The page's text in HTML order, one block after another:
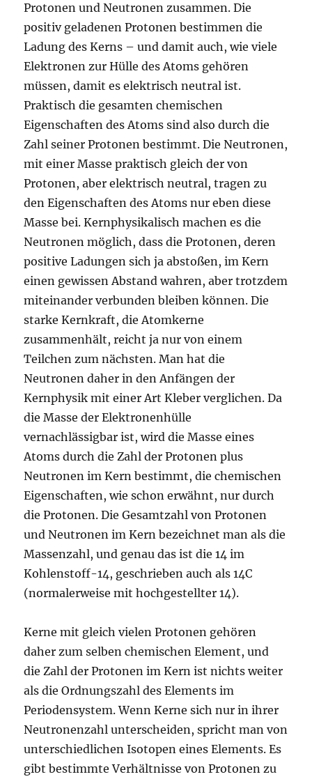
Protonen und Neutronen zusammen. Die
positiv geladenen Protonen bestimmen die
Ladung des Kerns – und damit auch, wie viele
Elektronen zur Hülle des Atoms gehören
müssen, damit es elektrisch neutral ist.
Praktisch die gesamten chemischen
Eigenschaften des Atoms sind also durch die
Zahl seiner Protonen bestimmt. Die Neutronen,
mit einer Masse praktisch gleich der von
Protonen, aber elektrisch neutral, tragen zu
den Eigenschaften des Atoms nur eben diese
Masse bei. Kernphysikalisch machen es die
Neutronen möglich, dass die Protonen, deren
positive Ladungen sich ja abstoßen, im Kern
einen gewissen Abstand wahren, aber trotzdem
miteinander verbunden bleiben können. Die
starke Kernkraft, die Atomkerne
zusammenhält, reicht ja nur von einem
Teilchen zum nächsten. Man hat die
Neutronen daher in den Anfängen der
Kernphysik mit einer Art Kleber verglichen. Da
die Masse der Elektronenhülle
vernachlässigbar ist, wird die Masse eines
Atoms durch die Zahl der Protonen plus
Neutronen im Kern bestimmt, die chemischen
Eigenschaften, wie schon erwähnt, nur durch
die Protonen. Die Gesamtzahl von Protonen
und Neutronen im Kern bezeichnet man als die
Massenzahl, und genau das ist die 14 im
Kohlenstoff-14, geschrieben auch als 14C
(normalerweise mit hochgestellter 14).
Kerne mit gleich vielen Protonen gehören
daher zum selben chemischen Element, und
die Zahl der Protonen im Kern ist nichts weiter
als die Ordnungszahl des Elements im
Periodensystem. Wenn Kerne sich nur in ihrer
Neutronenzahl unterscheiden, spricht man von
unterschiedlichen Isotopen eines Elements. Es
gibt bestimmte Verhältnisse von Protonen zu